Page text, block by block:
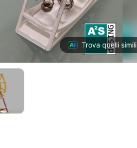
Trova quelli simili